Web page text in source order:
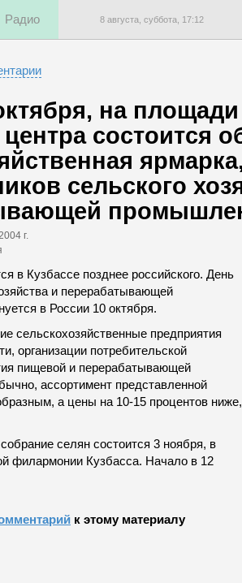
Радио 8 августа, суббота, 17:12
на
состоится
сельского
г.
в Кузбассе позднее российского. День
и перерабатывающей
в России 10 октября.
сельскохозяйственные предприятия
организации потребительской
пищевой и перерабатывающей
ассортимент представленной
а цены на 10-15 процентов ниже,
селян состоится 3 ноября, в
филармонии Кузбасса. Начало в 12
к этому материалу